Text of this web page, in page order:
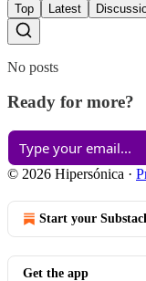
Top Latest
No posts
Ready for more?
© 2026 Hipersónica ·
Start your
Get the app